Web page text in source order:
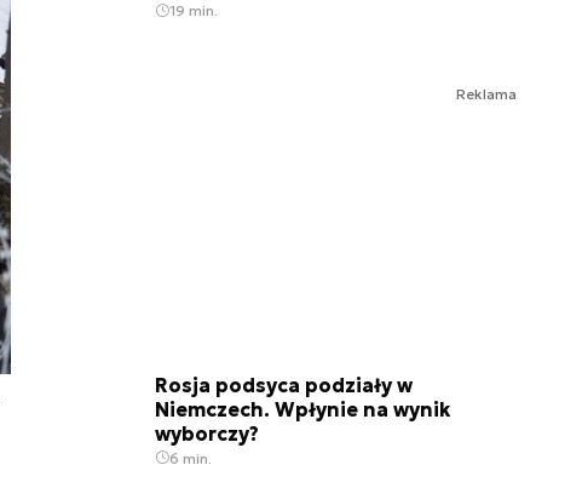
19 min.
Reklama
Rosja podsyca podziały w
Niemczech. Wpłynie na wynik
wyborczy?
6 min.